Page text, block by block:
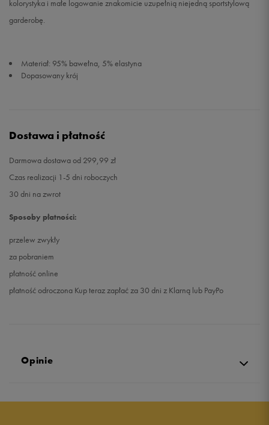
kolorystyka i małe logowanie znakomicie uzupełnią niejedną sportstylową
garderobę.
Materiał: 95% bawełna, 5% elastyna
Dopasowany krój
Dostawa i płatność
Darmowa dostawa od 299,99 zł
Czas realizacji 1-5 dni roboczych
30 dni na zwrot
Sposoby płatności:
przelew zwykły
za pobraniem
płatność online
płatność odroczona Kup teraz zapłać za 30 dni z Klarną lub PayPo
Opinie